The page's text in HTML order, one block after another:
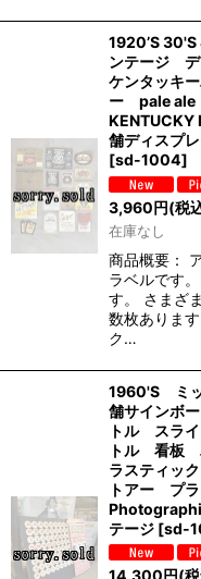
1920’S
ンテージ
ケンタッキ
ー pale ale
舗ディスプ
[sd-1004]
3,960円(税
在庫なし
商品概要：
ラベルです
す。 さまざ
数枚ありま
ク…
1960'S ミ
舗サインボ
トル スラ
トル 看板
ラスティッ
トアー プ
テージ [sd-